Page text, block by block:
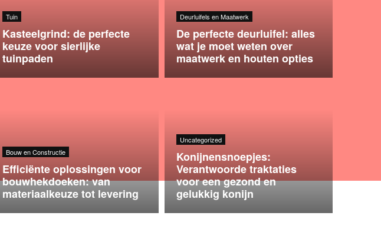
Tuin
Kasteelgrind: de perfecte
keuze voor sierlijke
tuinpaden
Deurluifels en Maatwerk
De perfecte deurluifel: alles
wat je moet weten over
maatwerk en houten opties
Bouw en Constructie
Efficiënte oplossingen voor
bouwhekdoeken: van
materiaalkeuze tot levering
Uncategorized
Konijnensnoepjes:
Verantwoorde traktaties
voor een gezond en
gelukkig konijn